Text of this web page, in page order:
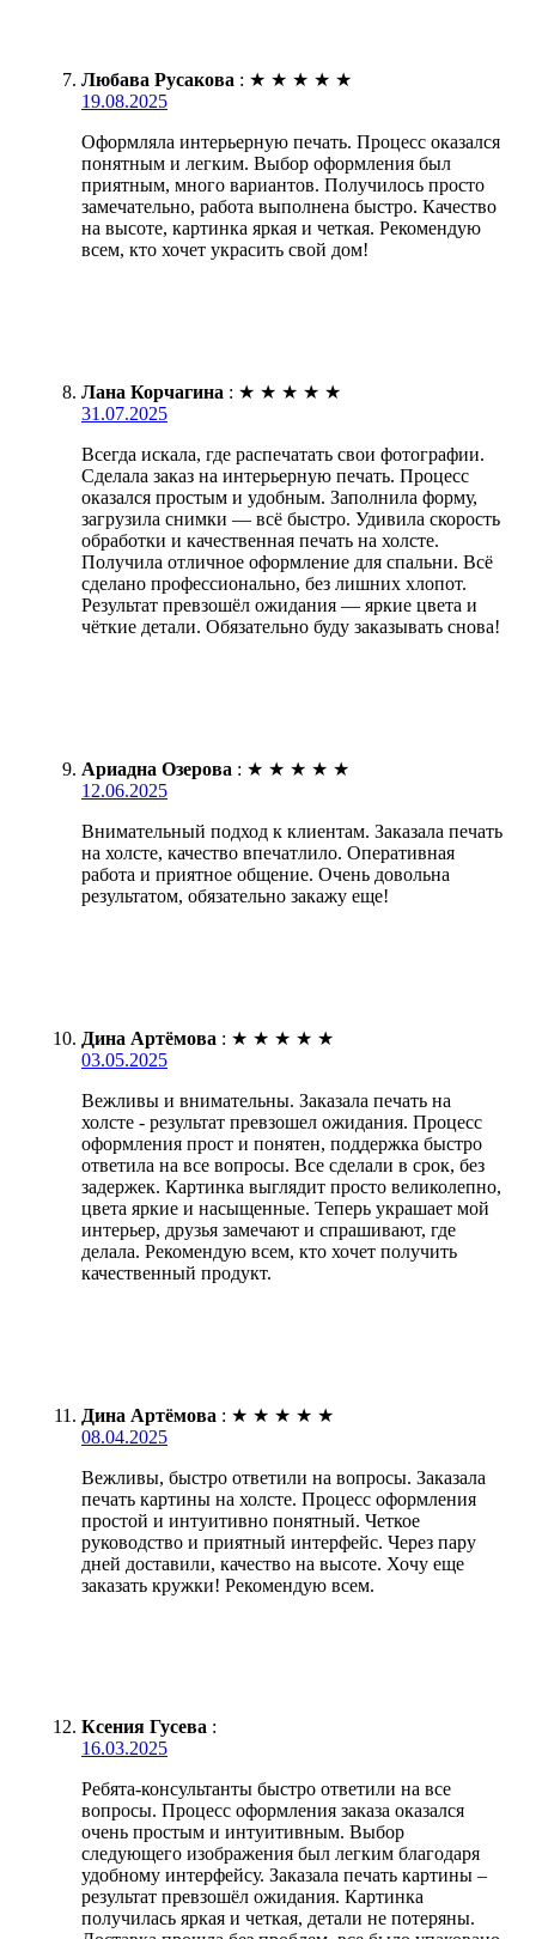
Любава Русакова : ★ ★ ★ ★ ★
19.08.2025
Оформляла интерьерную печать. Процесс оказался
понятным и легким. Выбор оформления был
приятным, много вариантов. Получилось просто
замечательно, работа выполнена быстро. Качество
на высоте, картинка яркая и четкая. Рекомендую
всем, кто хочет украсить свой дом!
Лана Корчагина : ★ ★ ★ ★ ★
31.07.2025
Всегда искала, где распечатать свои фотографии.
Сделала заказ на интерьерную печать. Процесс
оказался простым и удобным. Заполнила форму,
загрузила снимки — всё быстро. Удивила скорость
обработки и качественная печать на холсте.
Получила отличное оформление для спальни. Всё
сделано профессионально, без лишних хлопот.
Результат превзошёл ожидания — яркие цвета и
чёткие детали. Обязательно буду заказывать снова!
Ариадна Озерова : ★ ★ ★ ★ ★
12.06.2025
Внимательный подход к клиентам. Заказала печать
на холсте, качество впечатлило. Оперативная
работа и приятное общение. Очень довольна
результатом, обязательно закажу еще!
Дина Артёмова : ★ ★ ★ ★ ★
03.05.2025
Вежливы и внимательны. Заказала печать на
холсте - результат превзошел ожидания. Процесс
оформления прост и понятен, поддержка быстро
ответила на все вопросы. Все сделали в срок, без
задержек. Картинка выглядит просто великолепно,
цвета яркие и насыщенные. Теперь украшает мой
интерьер, друзья замечают и спрашивают, где
делала. Рекомендую всем, кто хочет получить
качественный продукт.
Дина Артёмова : ★ ★ ★ ★ ★
08.04.2025
Вежливы, быстро ответили на вопросы. Заказала
печать картины на холсте. Процесс оформления
простой и интуитивно понятный. Четкое
руководство и приятный интерфейс. Через пару
дней доставили, качество на высоте. Хочу еще
заказать кружки! Рекомендую всем.
Ксения Гусева :
16.03.2025
Ребята-консультанты быстро ответили на все
вопросы. Процесс оформления заказа оказался
очень простым и интуитивным. Выбор
следующего изображения был легким благодаря
удобному интерфейсу. Заказала печать картины –
результат превзошёл ожидания. Картинка
получилась яркая и четкая, детали не потеряны.